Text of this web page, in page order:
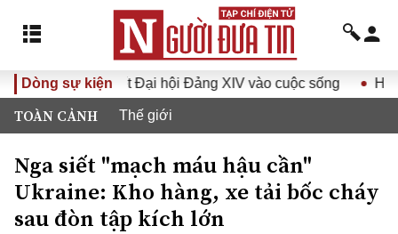
Dòng sự kiện
Nghị quyết Đại hội Đảng XIV vào cuộc sống Hướng
TOÀN CẢNH Thế giới
Nga siết "mạch máu hậu cần"
Ukraine: Kho hàng, xe tải bốc cháy
sau đòn tập kích lớn